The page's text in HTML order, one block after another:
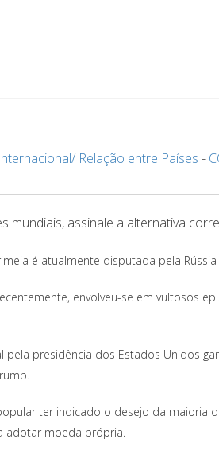
Relação entre Países -
mundiais, assinale a alternativa
é atualmente disputada pela Rússia
envolveu-se em vultosos
pela presidência dos Estados Unidos
ter indicado o desejo da maioria
adotar moeda própria.